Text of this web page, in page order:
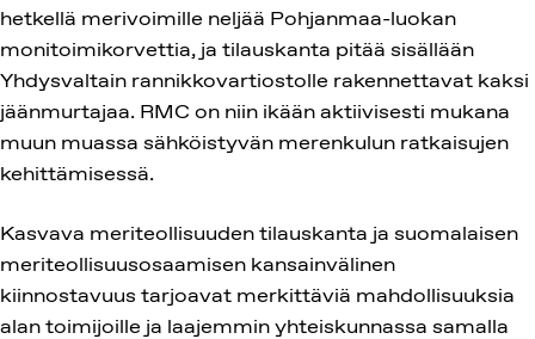
hetkellä merivoimille neljää Pohjanmaa-luokan
monitoimikorvettia, ja tilauskanta pitää sisällään
Yhdysvaltain rannikkovartiostolle rakennettavat kaksi
jäänmurtajaa. RMC on niin ikään aktiivisesti mukana
muun muassa sähköistyvän merenkulun ratkaisujen
kehittämisessä.
Kasvava meriteollisuuden tilauskanta ja suomalaisen
meriteollisuusosaamisen kansainvälinen
kiinnostavuus tarjoavat merkittäviä mahdollisuuksia
alan toimijoille ja laajemmin yhteiskunnassa samalla